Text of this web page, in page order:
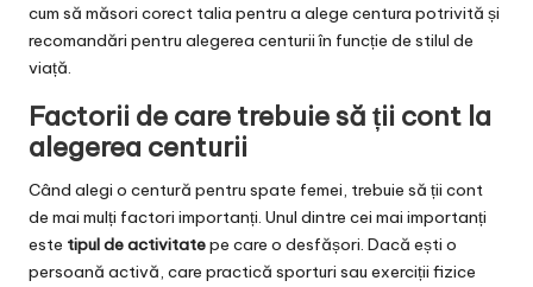
cum să măsori corect talia pentru a alege centura potrivită și
recomandări pentru alegerea centurii în funcție de stilul de
viață.
Factorii de care trebuie să ții cont la
alegerea centurii
Când alegi o centură pentru spate femei, trebuie să ții cont
de mai mulți factori importanți. Unul dintre cei mai importanți
este tipul de activitatepe care o desfășori. Dacă ești o
persoană activă, care practică sporturi sau exerciții fizice